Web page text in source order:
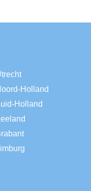
Holland
Holland